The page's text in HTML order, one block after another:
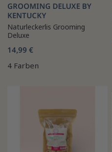
GROOMING DELUXE BY
KENTUCKY
Naturleckerlis Grooming
Deluxe
14,99 €
4 Farben